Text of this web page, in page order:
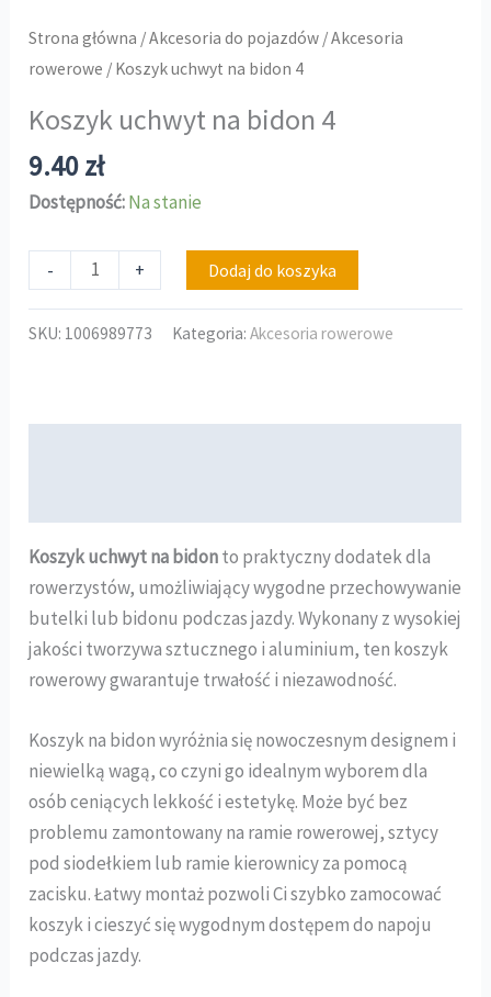
Strona główna /Akcesoria do pojazdów /Akcesoria
rowerowe / Koszyk uchwyt na bidon 4
Koszyk uchwyt na bidon 4
9.40zł
Dostępność:Na stanie
- + Dodaj do koszyka
SKU: 1006989773 Kategoria:Akcesoria rowerowe
Koszyk uchwyt na bidonto praktyczny dodatek dla
rowerzystów, umożliwiający wygodne przechowywanie
butelki lub bidonu podczas jazdy. Wykonany z wysokiej
jakości tworzywa sztucznego i aluminium, ten koszyk
rowerowy gwarantuje trwałość i niezawodność.
Koszyk na bidon wyróżnia się nowoczesnym designem i
niewielką wagą, co czyni go idealnym wyborem dla
osób ceniących lekkość i estetykę. Może być bez
problemu zamontowany na ramie rowerowej, sztycy
pod siodełkiem lub ramie kierownicy za pomocą
zacisku. Łatwy montaż pozwoli Ci szybko zamocować
koszyk i cieszyć się wygodnym dostępem do napoju
podczas jazdy.